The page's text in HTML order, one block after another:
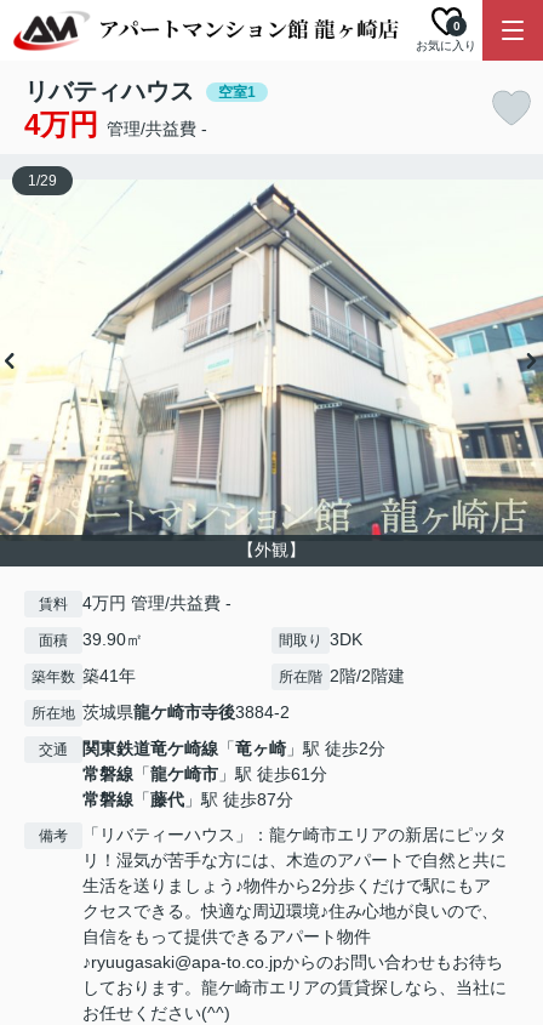
お気に入り
0
リバティハウス 空室1
4万円 管理/共益費 -
【外観】
1/29
賃料 4万円 管理/共益費 -
面積 39.90㎡ 間取り 3DK
築年数 築41年 所在階 2階/2階建
所在地 茨城県龍ケ崎市寺後3884-2
交通 関東鉄道竜ケ崎線 「竜ヶ崎 」駅 徒歩2分
常磐線 「龍ケ崎市 」駅 徒歩61分
常磐線 「藤代 」駅 徒歩87分
備考
「リバティーハウス」：龍ケ崎市エリアの新居にピッタ
リ！湿気が苦手な方には、木造のアパートで自然と共に
生活を送りましょう♪物件から2分歩くだけで駅にもア
クセスできる。快適な周辺環境♪住み心地が良いので、
自信をもって提供できるアパート物件
♪ryuugasaki@apa-to.co.jpからのお問い合わせもお待ち
しております。龍ケ崎市エリアの賃貸探しなら、当社に
お任せください(^^)